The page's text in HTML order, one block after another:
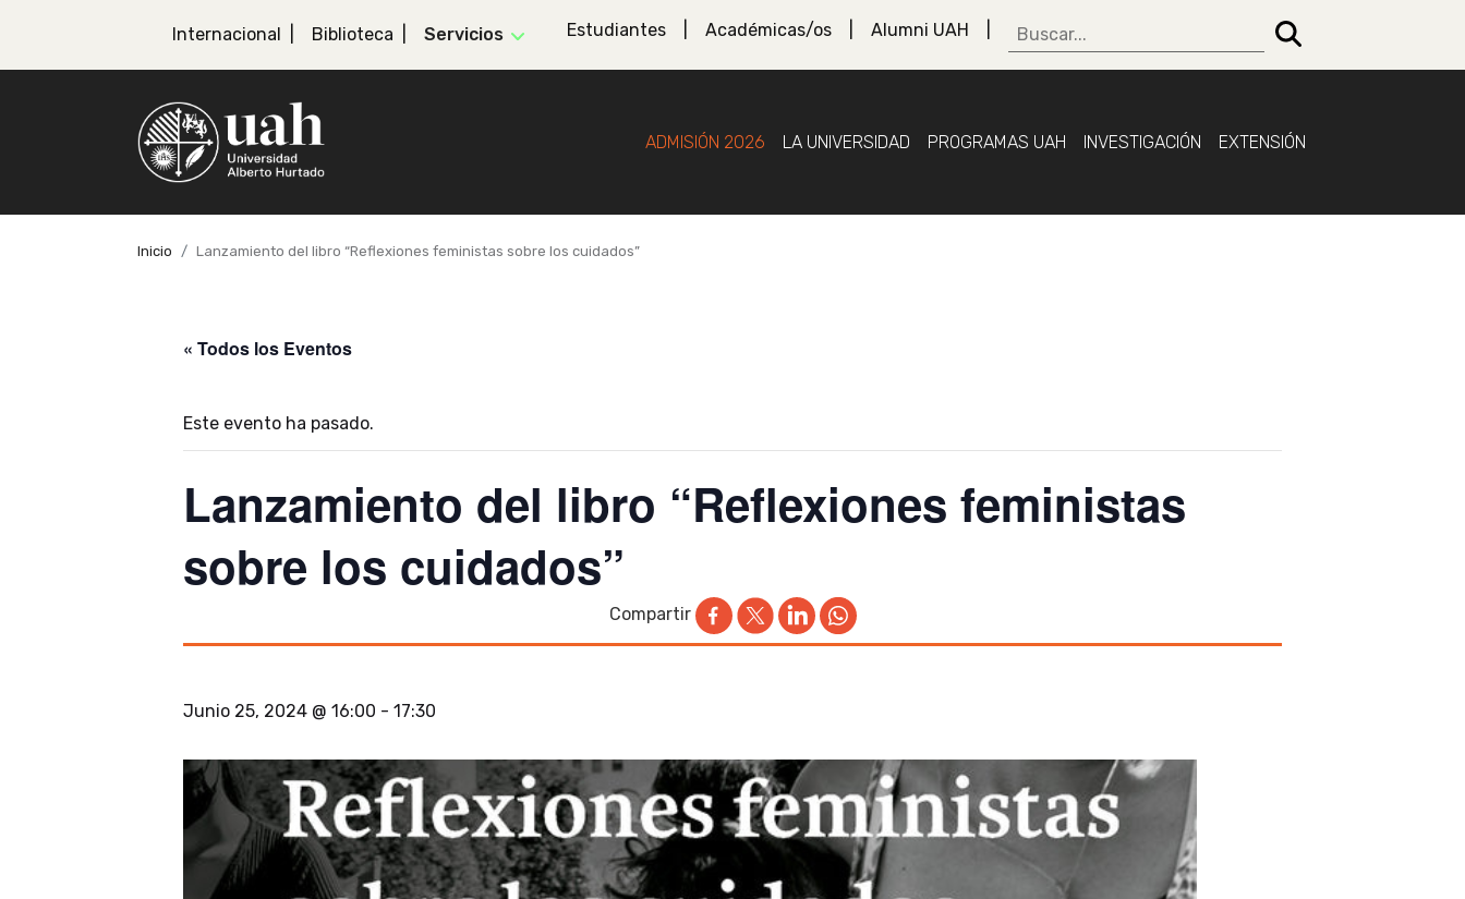
Internacional Biblioteca Servicios Estudiantes Académicas/os Alumni UAH
ADMISIÓN 2026 LA UNIVERSIDAD PROGRAMAS UAH INVESTIGACIÓN EXTENSIÓN
Inicio Lanzamiento del libro “Reflexiones feministas sobre los cuidados”
« Todos los Eventos
Este evento ha pasado.
Lanzamiento del libro “Reflexiones feministas
sobre los cuidados”
Compartir
Junio 25, 2024 @ 16:00 - 17:30